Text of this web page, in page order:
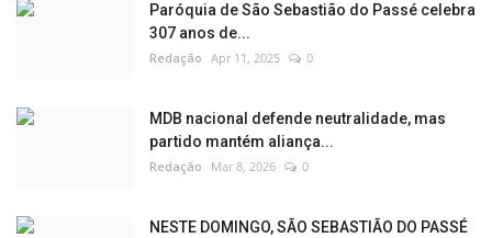
Paróquia de São Sebastião do Passé celebra
307 anos de...
Redação Apr 11, 2025 0
MDB nacional defende neutralidade, mas
partido mantém aliança...
Redação Mar 8, 2026 0
NESTE DOMINGO, SÃO SEBASTIÃO DO PASSÉ